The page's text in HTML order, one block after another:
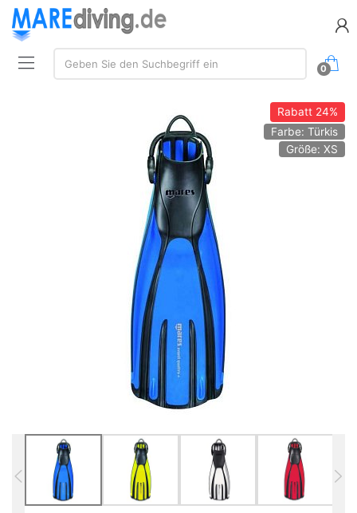
Suche:
Geben Sie den Suchbegriff ein
0
Rabatt24%
Farbe: Türkis
Größe: XS